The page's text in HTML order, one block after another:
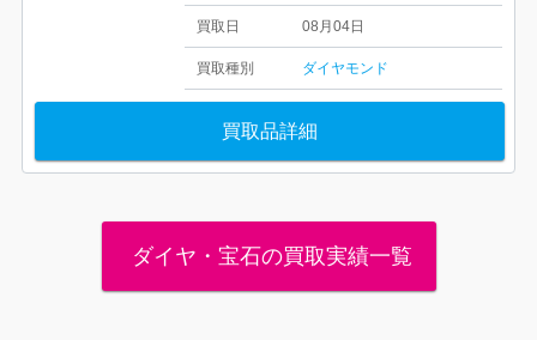
買取日 08月04日
買取種別 ダイヤモンド
買取品詳細
ダイヤ・宝石の買取実績一覧